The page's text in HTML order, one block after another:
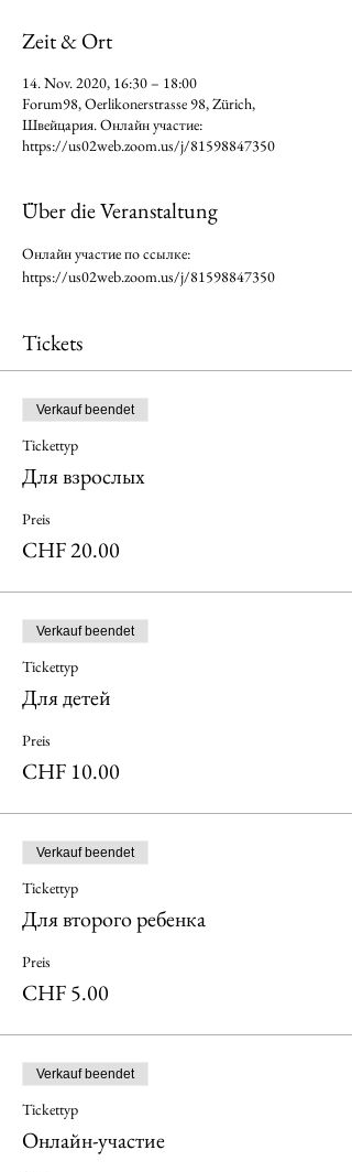
Zeit & Ort
14. Nov. 2020, 16:30 – 18:00
Forum98, Oerlikonerstrasse 98, Zürich,
Швейцария. Онлайн участие:
https://us02web.zoom.us/j/81598847350
Über die Veranstaltung
Онлайн участие по ссылке:
https://us02web.zoom.us/j/81598847350
Tickets
Verkauf beendet
Tickettyp
Для взрослых
Preis
CHF 20.00
Verkauf beendet
Tickettyp
Для детей
Preis
CHF 10.00
Verkauf beendet
Tickettyp
Для второго ребенка
Preis
CHF 5.00
Verkauf beendet
Tickettyp
Онлайн-участие